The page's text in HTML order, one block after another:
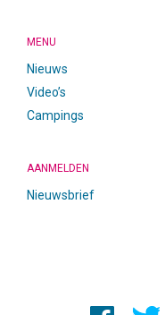
MENU
Nieuws
Video’s
Campings
AANMELDEN
Nieuwsbrief